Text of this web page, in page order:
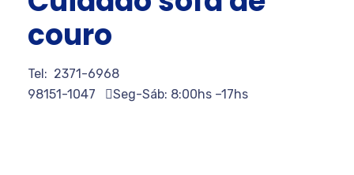
couro
Tel: 2371-6968
98151-1047
Seg-Sáb: 8:00hs –17hs